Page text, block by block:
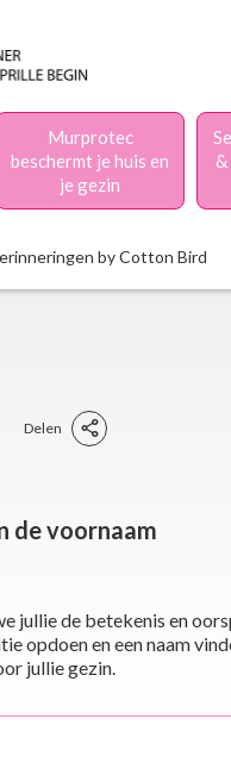
Murprotec
beschermt je huis en
je gezin
&
by Cotton Bird
Delen
de voornaam
jullie de betekenis en
opdoen en een naam
jullie gezin.